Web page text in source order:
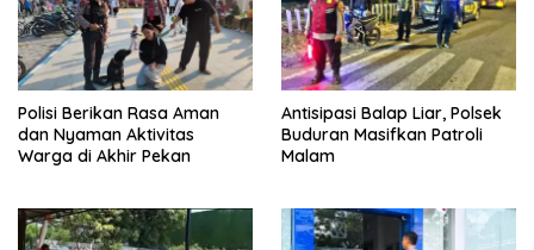
Polisi Berikan Rasa Aman
dan Nyaman Aktivitas
Warga di Akhir Pekan
Antisipasi Balap Liar, Polsek
Buduran Masifkan Patroli
Malam